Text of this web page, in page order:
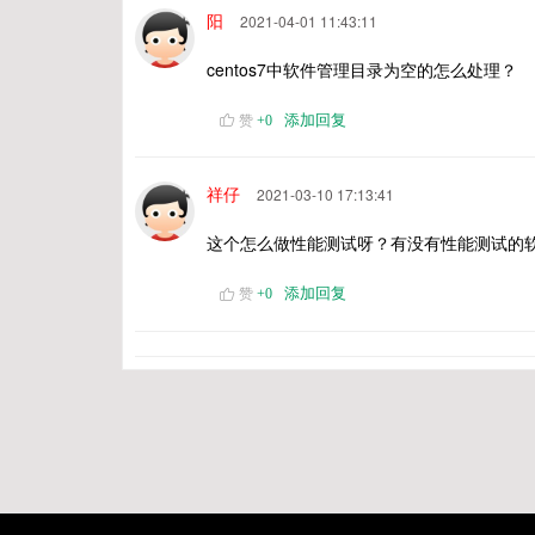
阳 2021-04-01 11:43:11
centos7中软件管理目录为空的怎么处理？
赞 +0 添加回复
祥仔 2021-03-10 17:13:41
这个怎么做性能测试呀？有没有性能测试的
赞 +0 添加回复